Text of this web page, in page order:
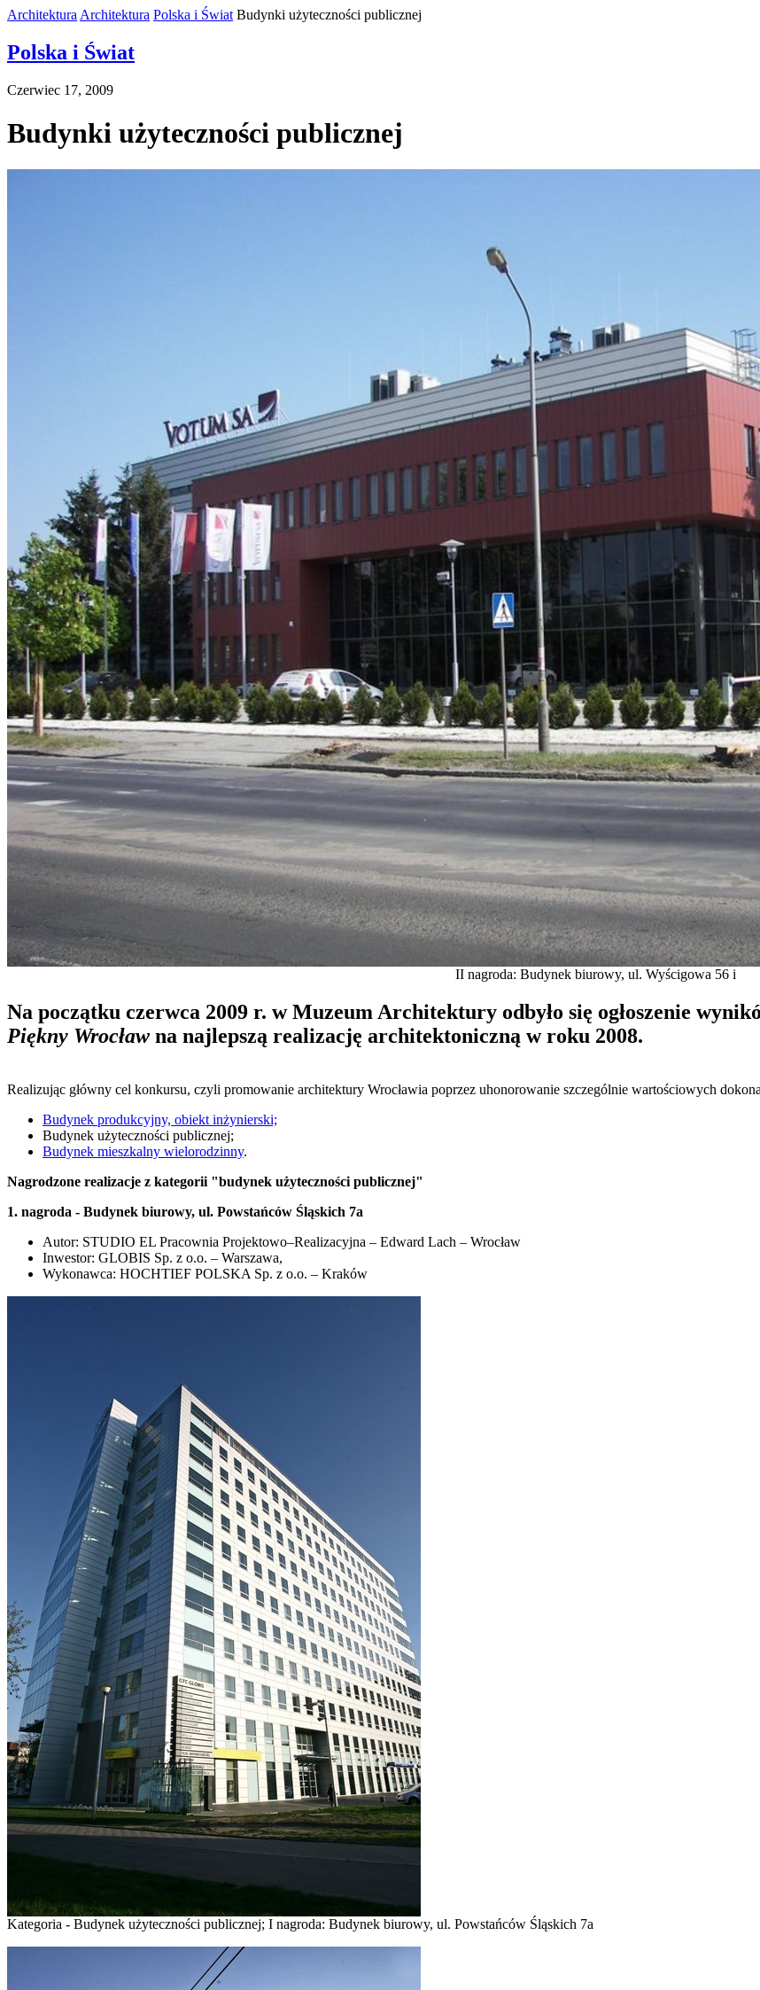
Architektura Architektura Polska i Świat Budynki użyteczności publicznej
Polska i Świat
Czerwiec 17, 2009
Budynki użyteczności publicznej
II nagroda: Budynek biurowy, ul. Wyścigowa 56 i
Na początku czerwca 2009 r. w Muzeum Architektury odbyło się ogłoszenie
Piękny Wrocław na najlepszą realizację architektoniczną w roku 2008.
Realizując główny cel konkursu, czyli promowanie architektury Wrocławia poprzez uhonorowanie szczególnie wartościowych
Budynek produkcyjny, obiekt inżynierski;
Budynek użyteczności publicznej;
Budynek mieszkalny wielorodzinny.
Nagrodzone realizacje z kategorii "budynek użyteczności publicznej"
1. nagroda - Budynek biurowy, ul. Powstańców Śląskich 7a
Autor: STUDIO EL Pracownia Projektowo–Realizacyjna – Edward Lach – Wrocław
Inwestor: GLOBIS Sp. z o.o. – Warszawa,
Wykonawca: HOCHTIEF POLSKA Sp. z o.o. – Kraków
Kategoria - Budynek użyteczności publicznej; I nagroda: Budynek biurowy, ul. Powstańców Śląskich 7a